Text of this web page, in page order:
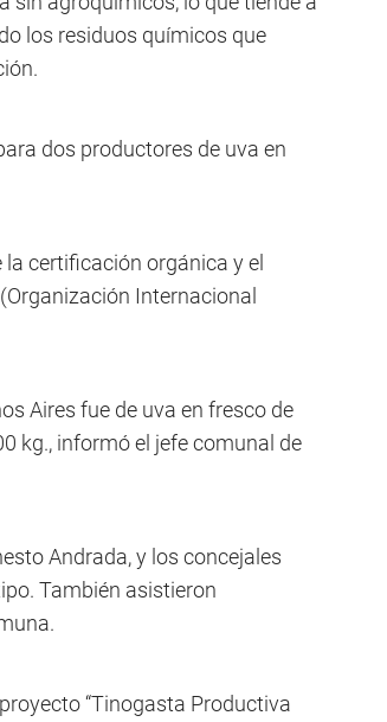
los residuos químicos que
dos productores de uva en
certificación orgánica y el
Internacional
Aires fue de uva en fresco de
kg., informó el jefe comunal de
Andrada, y los concejales
También asistieron
“Tinogasta Productiva